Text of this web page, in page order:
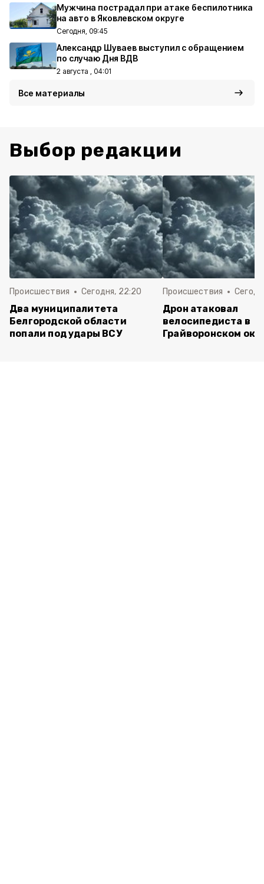
Мужчина пострадал при атаке беспилотника
на авто в Яковлевском округе
Сегодня, 09:45
Александр Шуваев выступил с обращением
по случаю Дня ВДВ
2 августа , 04:01
Все материалы
Выбор редакции
Происшествия Сегодня, 22:20
Два муниципалитета
Белгородской области
попали под удары ВСУ
Происшествия
Дрон атаковал
велосипедиста в
Грайворонском